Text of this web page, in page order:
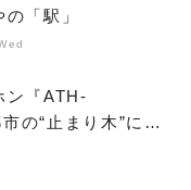
「駅」
ン『ATH-
の“止まり木”にな
ライター浮